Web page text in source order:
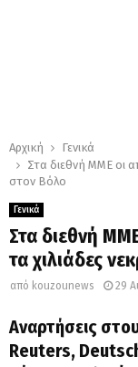
Αρχική
Γενικά
Στα διεθνή ΜΜΕ οι
στον Βόλο
Γενικά
Στα διεθνή
τα χιλιάδες
από kouzounews 29
Αναρτήσεις
Reuters,